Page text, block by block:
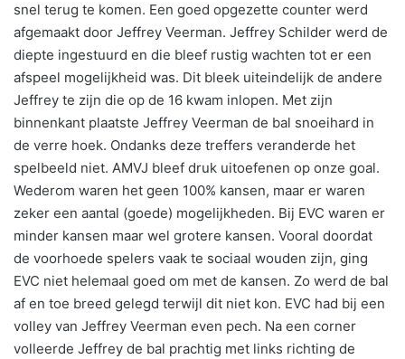
snel terug te komen. Een goed opgezette counter werd
afgemaakt door Jeffrey Veerman. Jeffrey Schilder werd de
diepte ingestuurd en die bleef rustig wachten tot er een
afspeel mogelijkheid was. Dit bleek uiteindelijk de andere
Jeffrey te zijn die op de 16 kwam inlopen. Met zijn
binnenkant plaatste Jeffrey Veerman de bal snoeihard in
de verre hoek. Ondanks deze treffers veranderde het
spelbeeld niet. AMVJ bleef druk uitoefenen op onze goal.
Wederom waren het geen 100% kansen, maar er waren
zeker een aantal (goede) mogelijkheden. Bij EVC waren er
minder kansen maar wel grotere kansen. Vooral doordat
de voorhoede spelers vaak te sociaal wouden zijn, ging
EVC niet helemaal goed om met de kansen. Zo werd de bal
af en toe breed gelegd terwijl dit niet kon. EVC had bij een
volley van Jeffrey Veerman even pech. Na een corner
volleerde Jeffrey de bal prachtig met links richting de